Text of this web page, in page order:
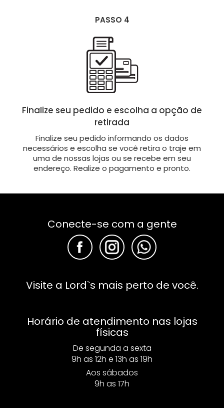
PASSO 4
Finalize seu pedido e escolha a opção de
retirada
Finalize seu pedido informando os dados
necessários e escolha se você retira o traje em
uma de nossas lojas ou se recebe em seu
endereço. Realize o pagamento e pronto.
Conecte-se com a gente
F F F
Visite a Lord`s mais perto de você.
Horário de atendimento nas lojas
físicas
De segunda a sexta
9h as 12h e 13h as 19h
Aos sábados
9h as 17h